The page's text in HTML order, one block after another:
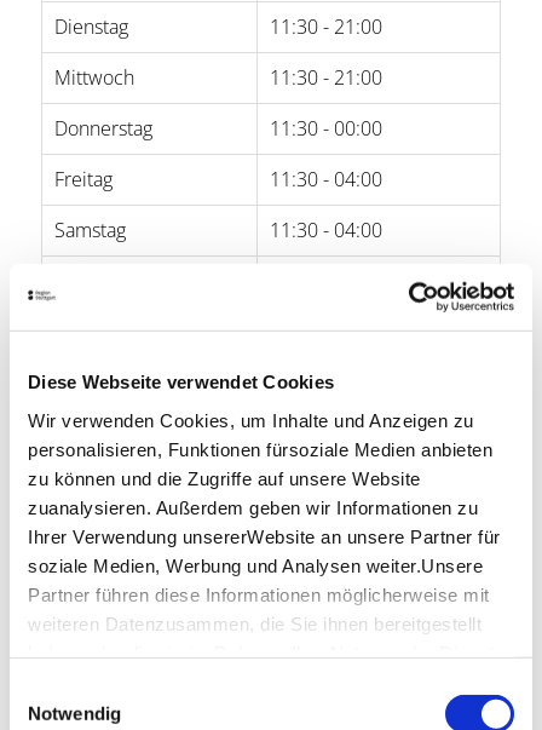
Diese Webseite verwendet Cookies
Wir verwenden Cookies, um Inhalte und Anzeigen zu
personalisieren, Funktionen fürsoziale Medien anbieten
zu können und die Zugriffe auf unsere Website
zuanalysieren. Außerdem geben wir Informationen zu
Ihrer Verwendung unsererWebsite an unsere Partner für
soziale Medien, Werbung und Analysen weiter.Unsere
Partner führen diese Informationen möglicherweise mit
weiteren Datenzusammen, die Sie ihnen bereitgestellt
Impressum
Notwendig
Dienstag
11:30 - 21:00
Mittwoch
11:30 - 21:00
Donnerstag
11:30 - 00:00
Freitag
11:30 - 04:00
Samstag
11:30 - 04:00
Lage & Kontakt
doen doen ® planted kebap
Josef-Hirn-Platz 8
70173 Stuttgart
Website:www.doendoen.de
Verkehrs- und Tarifverbund Stuttgart GmbH